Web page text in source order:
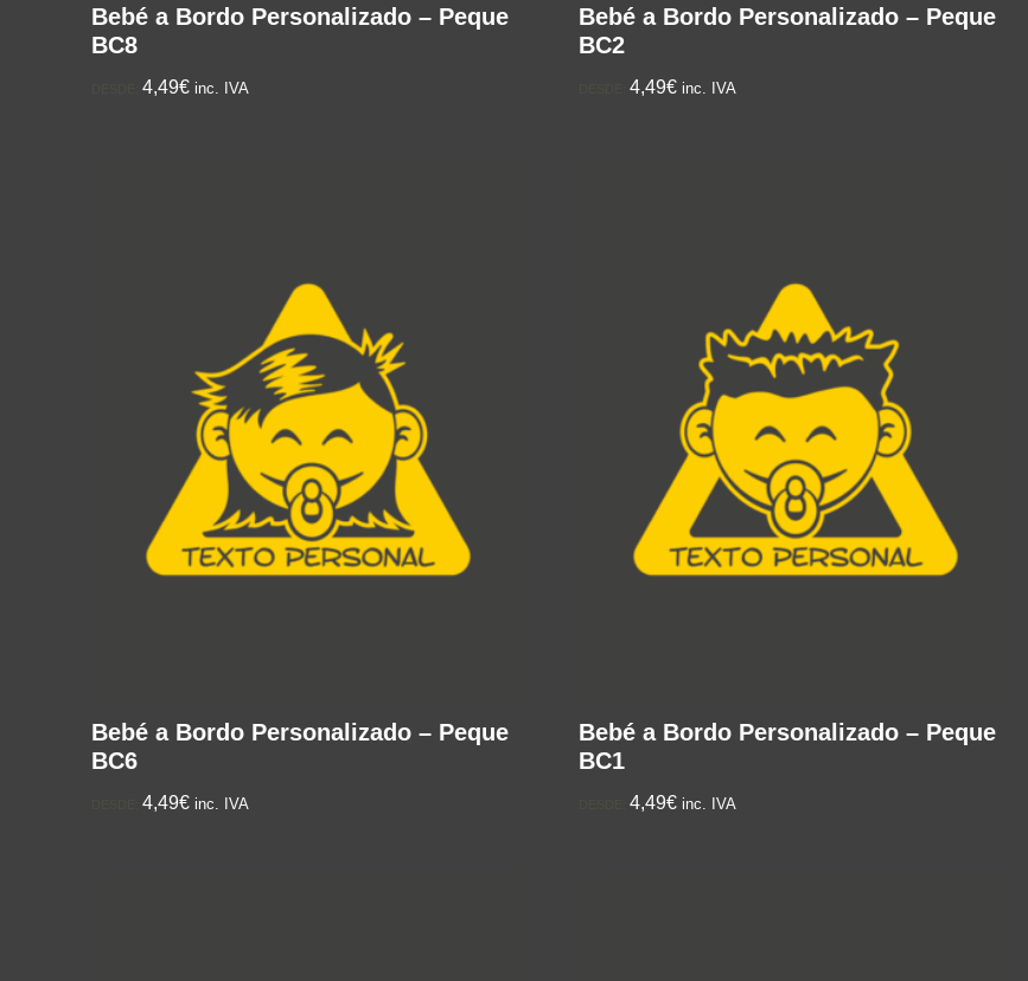
Bebé a Bordo Personalizado – Peque
BC8
4,49€ inc. IVA
Bebé a Bordo Personalizado – Peque
BC2
DESDE:4,49€ inc. IVA
Bebé a Bordo Personalizado – Peque
BC6
4,49€ inc. IVA
Bebé a Bordo Personalizado – Peque
BC1
DESDE:4,49€ inc. IVA